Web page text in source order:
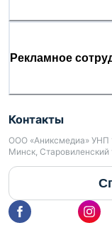
Рекламное
Контакты
ООО «Аниксмедиа» УНП
Минск, Старовиленский